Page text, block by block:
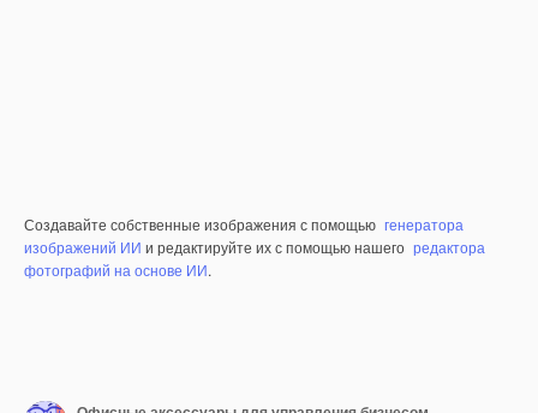
Создавайте собственные изображения с помощью генератора
изображений ИИ и редактируйте их с помощью нашего редактора
фотографий на основе ИИ.